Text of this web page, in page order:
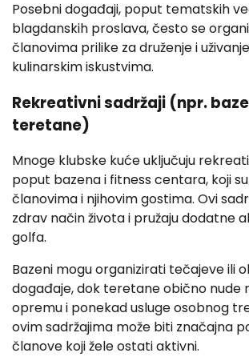
Posebni događaji, poput tematskih
blagdanskih proslava, često se
članovima prilike za druženje i
kulinarskim iskustvima.
Rekreativni sadržaji (npr.
teretane)
Mnoge klubske kuće uključuju
poput bazena i fitness centara, koji
članovima i njihovim gostima. Ovi
zdrav način života i pružaju dodatne
golfa.
Bazeni mogu organizirati tečajeve ili
događaje, dok teretane obično nude
opremu i ponekad usluge osobnog
ovim sadržajima može biti značajna
članove koji žele ostati aktivni.